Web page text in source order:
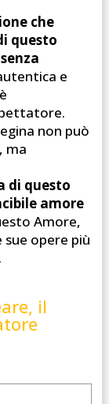
che
questo
e
non può
ma
di questo
amore
Amore,
opere più
il